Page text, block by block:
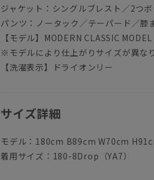
ジャケット：シングルブレスト／2つ
パンツ：ノータック／テーパード／膝
【モデル】MODERN CLASSIC
※モデルにより仕上がりサイズが異な
【洗濯表示】ドライオンリー
サイズ詳細
モデル：180cm B89cm W70cm
着用サイズ：180-8Drop（YA7）